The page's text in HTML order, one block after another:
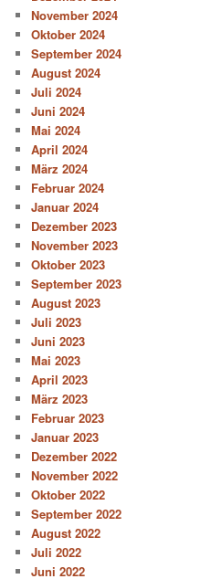
November 2024
Oktober 2024
September 2024
August 2024
Juli 2024
Juni 2024
Mai 2024
April 2024
März 2024
Februar 2024
Januar 2024
Dezember 2023
November 2023
Oktober 2023
September 2023
August 2023
Juli 2023
Juni 2023
Mai 2023
April 2023
März 2023
Februar 2023
Januar 2023
Dezember 2022
November 2022
Oktober 2022
September 2022
August 2022
Juli 2022
Juni 2022